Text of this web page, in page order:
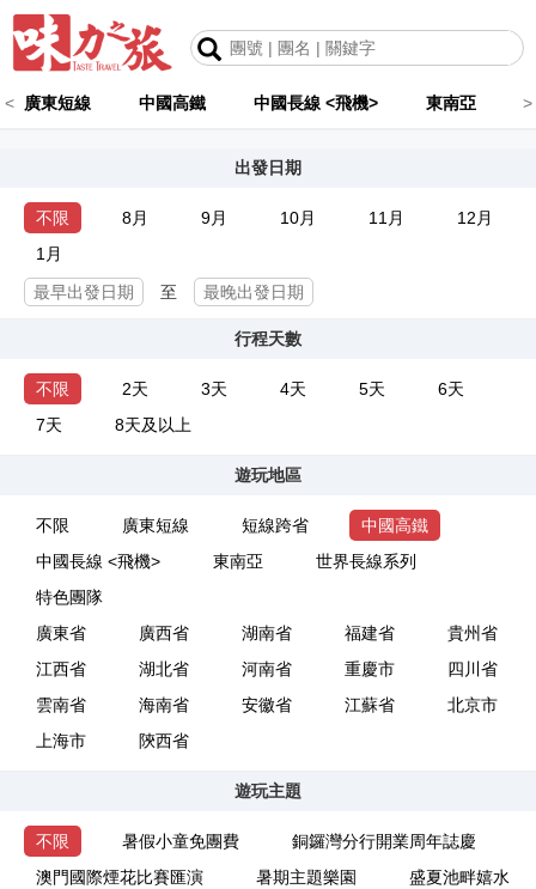
< 廣東短線 中國高鐵 中國長線 <飛機> 東南亞 >
出發日期
不限 8月 9月 10月 11月
12月
1月
至
行程天數
不限 2天 3天 4天 5天
6天
7天
8天及以上
遊玩地區
不限 廣東短線 短線跨省
中國高鐵
中國長線 <飛機>
東南亞
世界長線系列
特色團隊
廣東省
廣西省 湖南省 福建省
貴州省
江西省
湖北省 河南省 重慶市
四川省
雲南省
海南省 安徽省 江蘇省
北京市
上海市
陝西省
遊玩主題
不限 暑假小童免團費
銅鑼灣分行開業周年誌慶
澳門國際煙花比賽匯演
暑期主題樂園
盛夏池畔嬉水